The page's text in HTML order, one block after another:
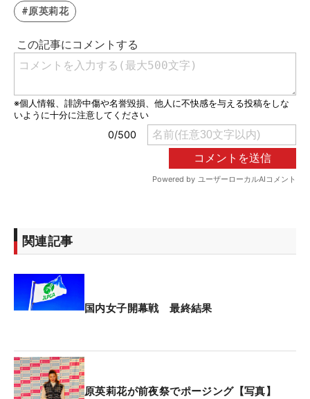
#原英莉花
関連記事
国内女子開幕戦 最終結果
原英莉花が前夜祭でポージング【写真】